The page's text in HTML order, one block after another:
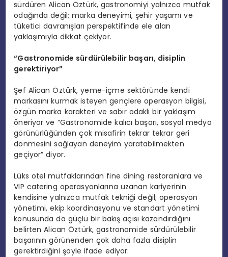
sürdüren Alican Öztürk, gastronomiyi yalnızca mutfak
odağında değil; marka deneyimi, şehir yaşamı ve
tüketici davranışları perspektifinde ele alan
yaklaşımıyla dikkat çekiyor.
“Gastronomide sürdürülebilir başarı, disiplin
gerektiriyor”
Şef Alican Öztürk, yeme-içme sektöründe kendi
markasını kurmak isteyen gençlere operasyon bilgisi,
özgün marka karakteri ve sabır odaklı bir yaklaşım
öneriyor ve “Gastronomide kalıcı başarı, sosyal medya
görünürlüğünden çok misafirin tekrar tekrar geri
dönmesini sağlayan deneyim yaratabilmekten
geçiyor” diyor.
Lüks otel mutfaklarından fine dining restoranlara ve
VIP catering operasyonlarına uzanan kariyerinin
kendisine yalnızca mutfak tekniği değil; operasyon
yönetimi, ekip koordinasyonu ve standart yönetimi
konusunda da güçlü bir bakış açısı kazandırdığını
belirten Alican Öztürk, gastronomide sürdürülebilir
başarının görünenden çok daha fazla disiplin
gerektirdiğini şöyle ifade ediyor: